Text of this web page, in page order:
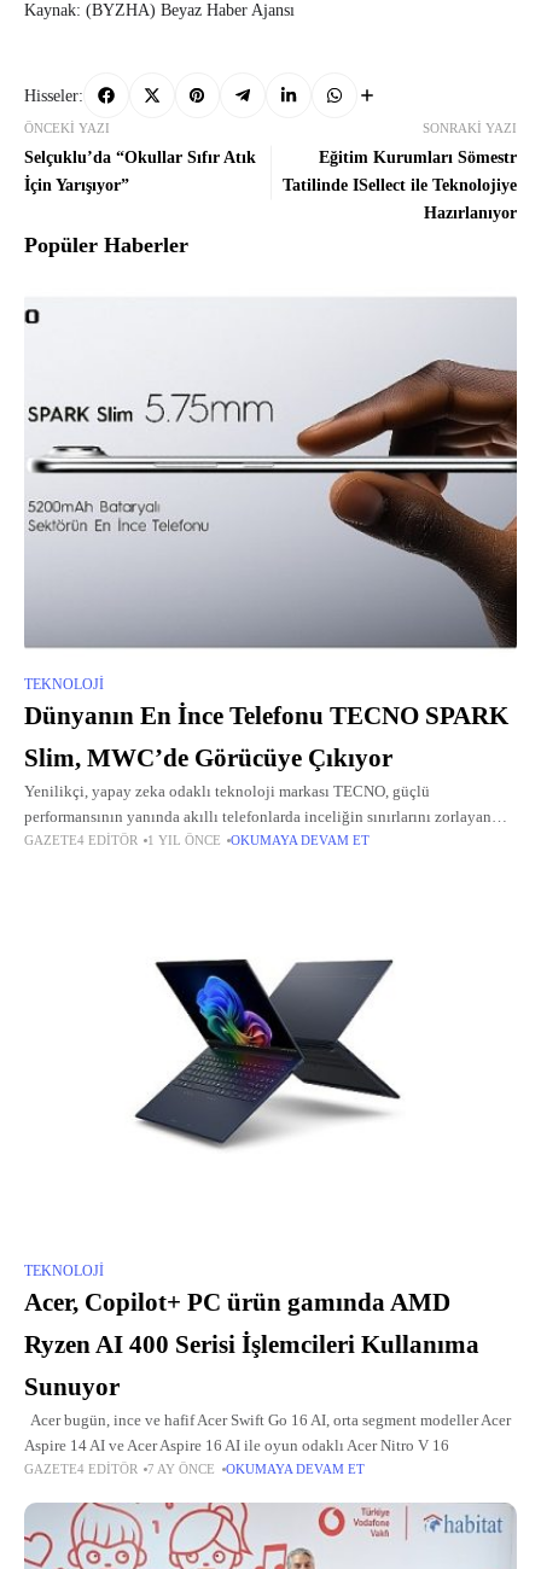
Kaynak: (BYZHA) Beyaz Haber Ajansı
Hisseler:
ÖNCEKI YAZI
Selçuklu’da “Okullar Sıfır Atık
İçin Yarışıyor”
SONRAKI YAZI
Eğitim Kurumları Sömestr
Tatilinde ISellect ile Teknolojiye
Hazırlanıyor
Popüler Haberler
TEKNOLOJI
Dünyanın En İnce Telefonu TECNO SPARK
Slim, MWC’de Görücüye Çıkıyor
Yenilikçi, yapay zeka odaklı teknoloji markası TECNO, güçlü
performansının yanında akıllı telefonlarda inceliğin sınırlarını zorlayan
çığır açan ultra ince konsept akıllı telefonu SPARK Slim'i MWC 2025'te
GAZETE4 EDITÖR 1 YIL ÖNCE OKUMAYA DEVAM ET
TEKNOLOJI
Acer, Copilot+ PC ürün gamında AMD
Ryzen AI 400 Serisi İşlemcileri Kullanıma
Sunuyor
Acer bugün, ince ve hafif Acer Swift Go 16 AI, orta segment modeller Acer
Aspire 14 AI ve Acer Aspire 16 AI ile oyun odaklı Acer Nitro V 16
GAZETE4 EDITÖR 7 AY ÖNCE OKUMAYA DEVAM ET